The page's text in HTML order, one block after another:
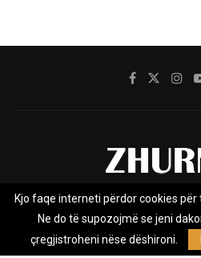
Rreth nesh Impresumi
Privacy
Kjo faqe interneti përdor cookies
Ne do të supozojmë se jeni
çregjistroheni nëse dëshironi.